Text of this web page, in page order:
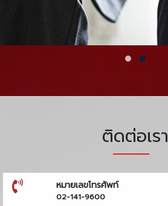
ติดต่อเรา
หมายเลขโทรศัพท์
02-141-9600